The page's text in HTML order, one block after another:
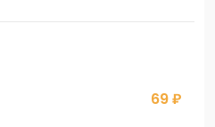
69 ₽